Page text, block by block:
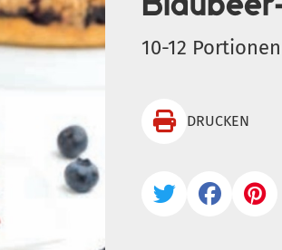
10-12 Portionen
 DRUCKEN
  